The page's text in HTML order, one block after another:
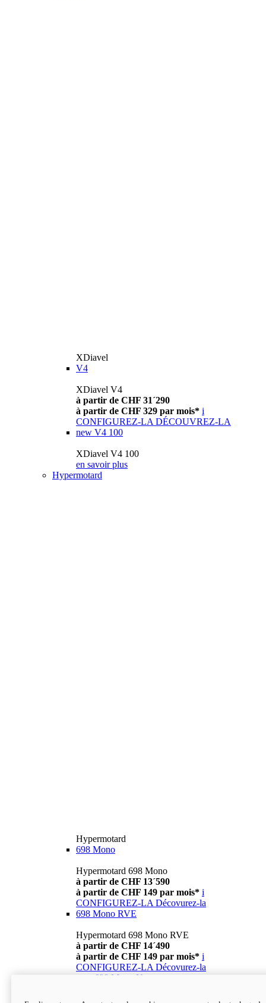
XDiavel
V4
XDiavel V4
à partir de CHF 31´290
à partir de CHF 329 par mois* i
CONFIGUREZ-LA DÉCOUVREZ-LA
new V4 100
XDiavel V4 100
en savoir plus
Hypermotard
Hypermotard
698 Mono
Hypermotard 698 Mono
à partir de CHF 13´590
à partir de CHF 149 par mois* i
CONFIGUREZ-LA Décovurez-la
698 Mono RVE
Hypermotard 698 Mono RVE
à partir de CHF 14´490
à partir de CHF 149 par mois* i
CONFIGUREZ-LA Décovurez-la
698 Mono Nera
Hypermotard 698 Mono Nera